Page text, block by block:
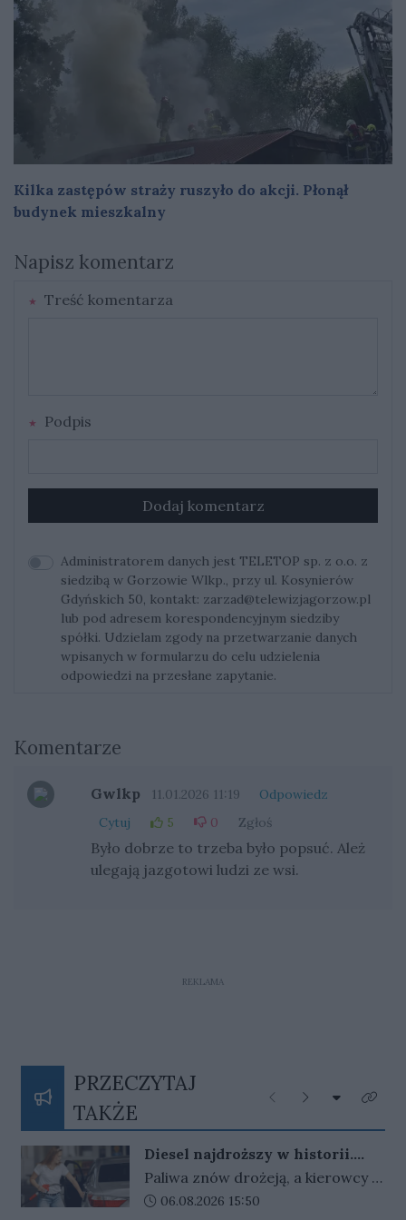
Kilka zastępów straży ruszyło do akcji. Płonął
budynek mieszkalny
Napisz komentarz
Treść komentarza
Podpis
Dodaj komentarz
Administratorem danych jest TELETOP sp. z o.o. z
siedzibą w Gorzowie Wlkp., przy ul. Kosynierów
Gdyńskich 50, kontakt: zarzad@telewizjagorzow.pl
lub pod adresem korespondencyjnym siedziby
spółki. Udzielam zgody na przetwarzanie danych
wpisanych w formularzu do celu udzielenia
odpowiedzi na przesłane zapytanie.
Komentarze
Gwlkp 11.01.2026 11:19
Odpowiedz
Cytuj
5 0 Zgłoś
Było dobrze to trzeba było popsuć. Ależ
ulegają jazgotowi ludzi ze wsi.
REKLAMA
PRZECZYTAJ
TAKŻE
Poprzednie
Następne
Rozwiń
Kliknij
Diesel najdroższy w historii.
Rząd rozważa powrót osłon, ale
stawia warunek
Paliwa znów drożeją, a kierowcy z
niepokojem patrzą na ceny przy
Data dodania artykułu:
06.08.2026 15:50